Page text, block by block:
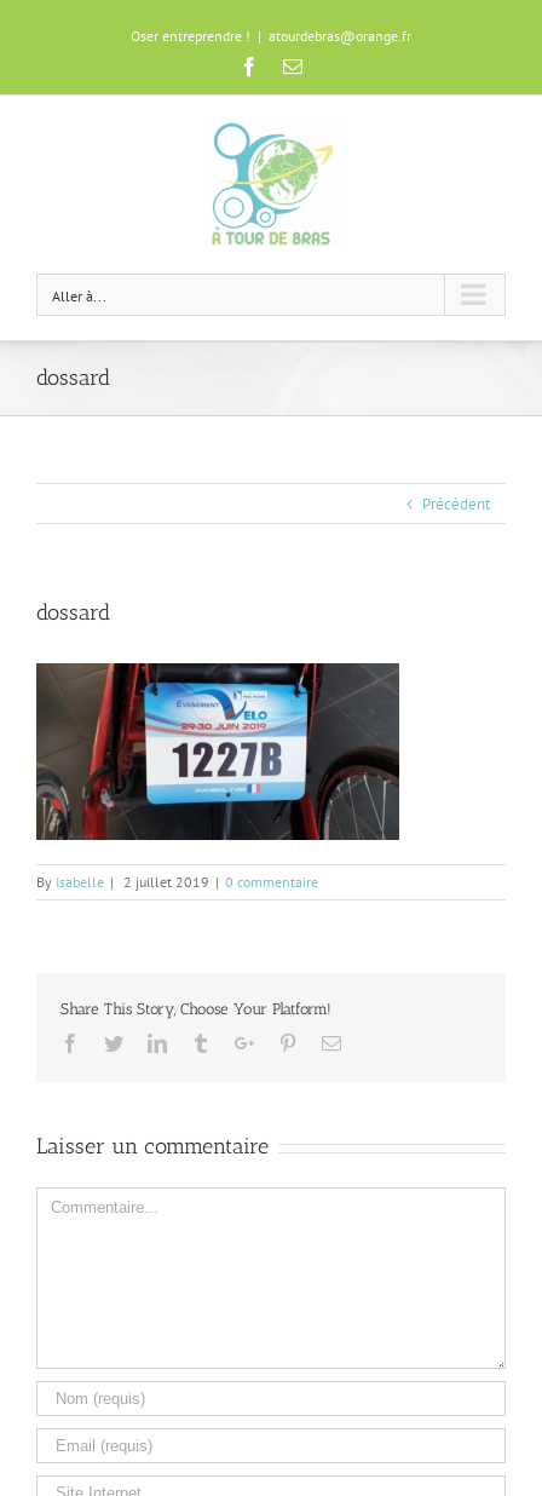
Oser entreprendre ! | atourdebras@orange.fr
Facebook
Email
Aller à...
dossard
Précédent
dossard
By Isabelle | 2 juillet 2019 | 0 commentaire
Share This Story, Choose Your Platform!
Facebook
TwitterLinkedinTumblrGoogle+PinterestEmail
Laisser un commentaire
Comment